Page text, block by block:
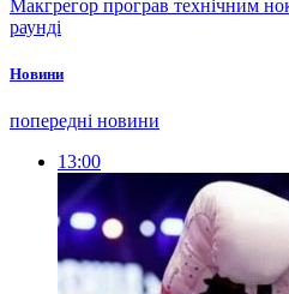
Макгрегор програв технічним
раунді
Новини
попередні новини
13:00